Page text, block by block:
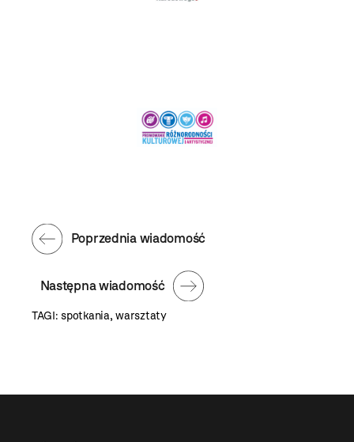
Następna wiadomość
Poprzednia wiadomość
TAGI:spotkania,warsztaty